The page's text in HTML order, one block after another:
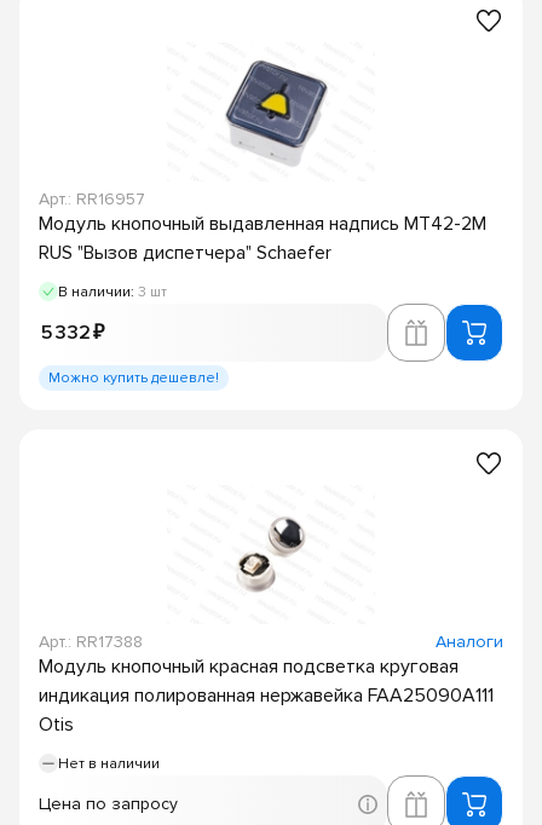
Арт.: RR16957
Модуль кнопочный выдавленная надпись MT42-2M
RUS "Вызов диспетчера" Schaefer
В наличии: 3 шт
5 332 ₽
Можно купить дешевле!
Арт.: RR17388 Аналоги
Модуль кнопочный красная подсветка круговая
индикация полированная нержавейка FAA25090A111
Otis
Нет в наличии
Цена по запросу